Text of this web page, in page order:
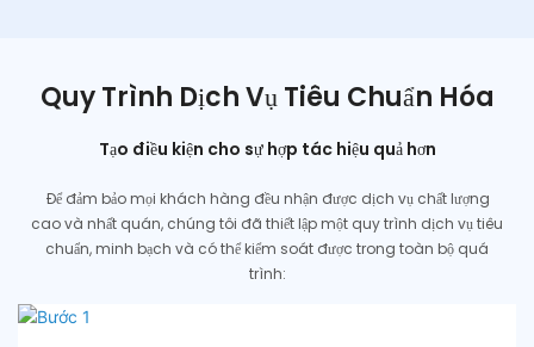
Quy Trình Dịch Vụ Tiêu Chuẩn Hóa
Tạo điều kiện cho sự hợp tác hiệu quả hơn
Để đảm bảo mọi khách hàng đều nhận được dịch vụ chất lượng
cao và nhất quán, chúng tôi đã thiết lập một quy trình dịch vụ tiêu
chuẩn, minh bạch và có thể kiểm soát được trong toàn bộ quá
trình: